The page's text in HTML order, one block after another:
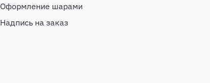
Оформление шарами
Надпись на заказ